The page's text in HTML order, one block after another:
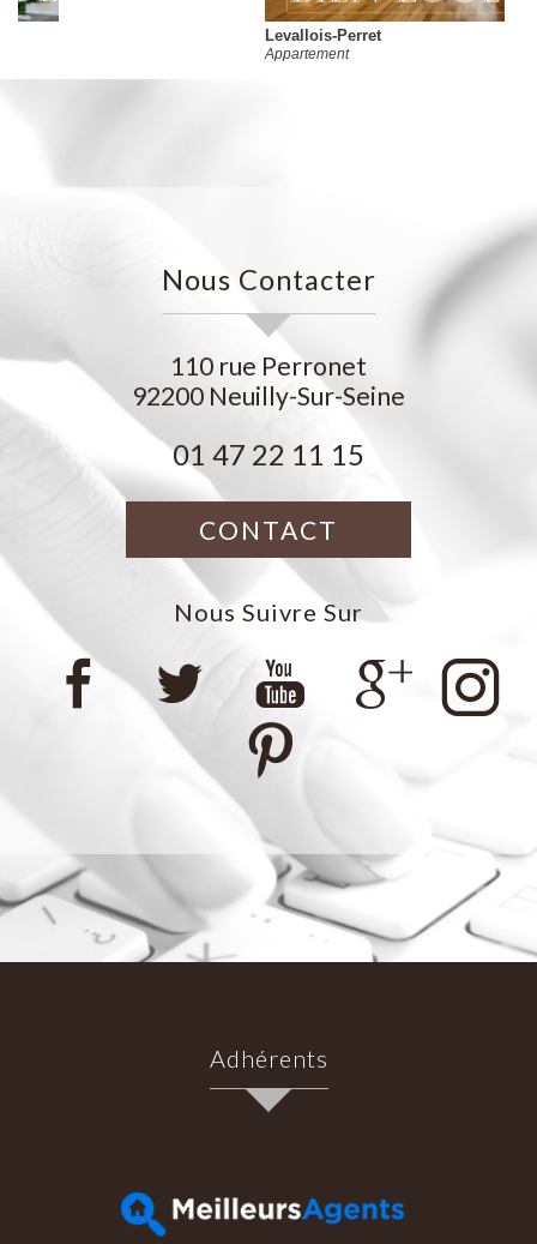
Nous Contacter
110 rue Perronet
92200 Neuilly-Sur-Seine
01 47 22 11 15
CONTACT
Nous Suivre Sur
Adhérents